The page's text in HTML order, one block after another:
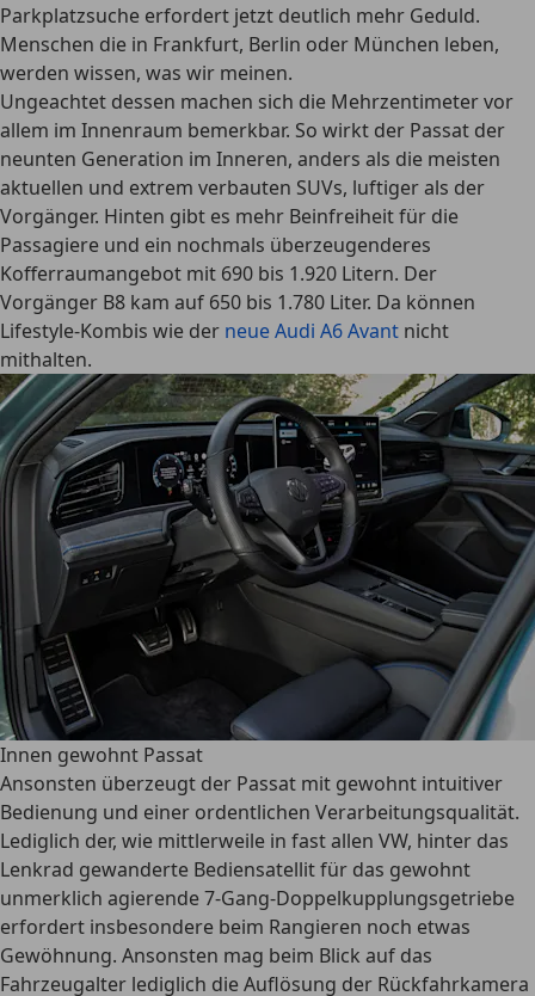
Parkplatzsuche erfordert jetzt deutlich mehr Geduld.
Menschen die in Frankfurt, Berlin oder München leben,
werden wissen, was wir meinen.
Ungeachtet dessen machen sich die Mehrzentimeter vor
allem im Innenraum bemerkbar. So wirkt der Passat der
neunten Generation im Inneren, anders als die meisten
aktuellen und extrem verbauten SUVs, luftiger als der
Vorgänger. Hinten gibt es mehr Beinfreiheit für die
Passagiere und ein nochmals überzeugenderes
Kofferraumangebot mit 690 bis 1.920 Litern. Der
Vorgänger B8 kam auf 650 bis 1.780 Liter. Da können
Lifestyle-Kombis wie der neue Audi A6 Avant nicht
mithalten.
Innen gewohnt Passat
Ansonsten überzeugt der Passat mit gewohnt intuitiver
Bedienung und einer ordentlichen Verarbeitungsqualität.
Lediglich der, wie mittlerweile in fast allen VW, hinter das
Lenkrad gewanderte Bediensatellit für das gewohnt
unmerklich agierende 7-Gang-Doppelkupplungsgetriebe
erfordert insbesondere beim Rangieren noch etwas
Gewöhnung. Ansonsten mag beim Blick auf das
Fahrzeugalter lediglich die Auflösung der Rückfahrkamera